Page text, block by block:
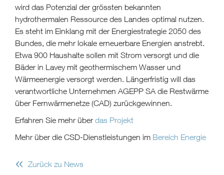
wird das Potenzial der grössten bekannten
hydrothermalen Ressource des Landes optimal nutzen.
Es steht im Einklang mit der Energiestrategie 2050 des
Bundes, die mehr lokale erneuerbare Energien anstrebt.
Etwa 900 Haushalte sollen mit Strom versorgt und die
Bäder in Lavey mit geothermischem Wasser und
Wärmeenergie versorgt werden. Längerfristig will das
verantwortliche Unternehmen AGEPP SA die Restwärme
über Fernwärmenetze (CAD) zurückgewinnen.
Erfahren Sie mehr über das Projekt
Mehr über die CSD-Dienstleistungen im Bereich Energie
« Zurück zu News